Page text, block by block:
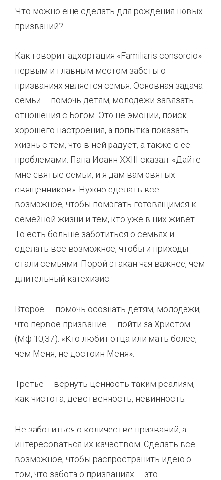
Что можно еще сделать для рождения новых
призваний?
Как говорит адхортация «Familiaris consorcio»
первым и главным местом заботы о
призваниях является семья. Основная задача
семьи – помочь детям, молодежи завязать
отношения с Богом. Это не эмоции, поиск
хорошего настроения, а попытка показать
жизнь с тем, что в ней радует, а также с ее
проблемами. Папа Иоанн XXIII сказал: «Дайте
мне святые семьи, и я дам вам святых
священников». Нужно сделать все
возможное, чтобы помогать готовящимся к
семейной жизни и тем, кто уже в них живет.
То есть больше заботиться о семьях и
сделать все возможное, чтобы и приходы
стали семьями. Порой стакан чая важнее, чем
длительный катехизис.
Второе — помочь осознать детям, молодежи,
что первое призвание — пойти за Христом
(Мф 10,37): «Кто любит отца или мать более,
чем Меня, не достоин Меня».
Третье – вернуть ценность таким реалиям,
как чистота, девственность, невинность.
Не заботиться о количестве призваний, а
интересоваться их качеством. Сделать все
возможное, чтобы распространить идею о
том, что забота о призваниях – это